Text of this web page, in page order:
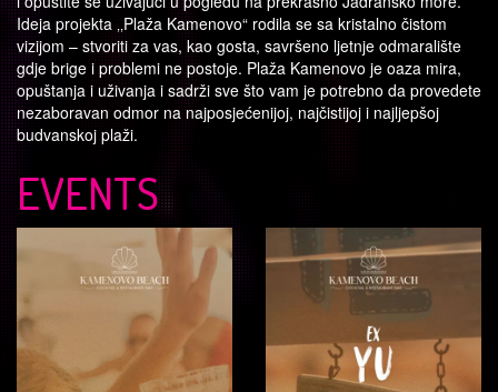
Ideja projekta ‚‚Plaža Kamenovo“ rodila se sa kristalno čistom
vizijom – stvoriti za vas, kao gosta, savršeno ljetnje odmaralište
gdje brige i problemi ne postoje. Plaža Kamenovo je oaza mira,
opuštanja i uživanja i sadrži sve što vam je potrebno da provedete
nezaboravan odmor na najposjećenijoj, najčistijoj i najljepšoj
budvanskoj plaži.
EVENTS